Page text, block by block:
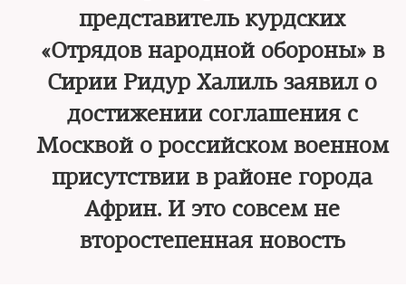
представитель курдских
«Отрядов народной обороны» в
Сирии Ридур Халиль заявил о
достижении соглашения с
Москвой о российском военном
присутствии в районе города
Африн. И это совсем не
второстепенная новость